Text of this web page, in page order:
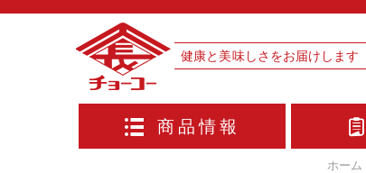
健康と美味しさをお届けします
商品情報
ホーム